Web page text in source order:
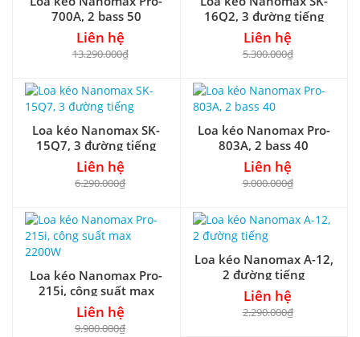
700A, 2 bass 50
Liên hệ
13.290.000₫
16Q2, 3 đường tiếng
Liên hệ
5.300.000₫
Loa kéo Nanomax SK-
15Q7, 3 đường tiếng
Liên hệ
6.290.000₫
Loa kéo Nanomax Pro-
803A, 2 bass 40
Liên hệ
9.000.000₫
Loa kéo Nanomax Pro-
215i, công suất max
2200W
Liên hệ
9.900.000₫
Loa kéo Nanomax A-12,
2 đường tiếng
Liên hệ
2.290.000₫